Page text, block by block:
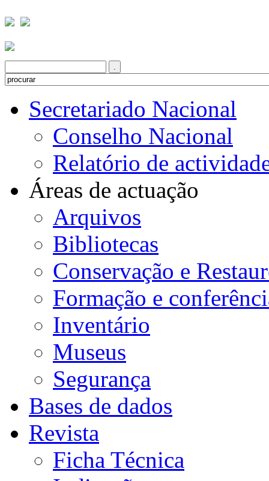
Secretariado Nacional
Conselho Nacional
Relatório de
Áreas de actuação
Arquivos
Bibliotecas
Conservação e
Formação e
Inventário
Museus
Segurança
Bases de dados
Revista
Ficha Técnica